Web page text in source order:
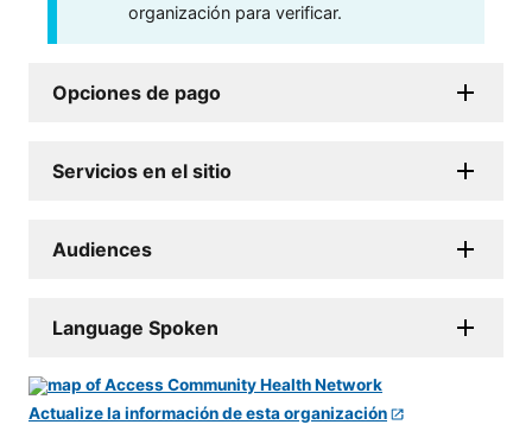
organización para verificar.
Opciones de pago
Servicios en el sitio
Audiences
Language Spoken
Actualize la información de esta organización